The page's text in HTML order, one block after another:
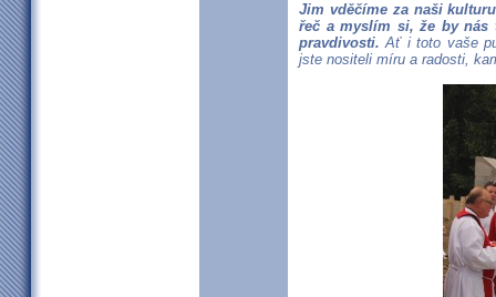
Jim vděčíme za naši
řeč a myslím si, že by nás
pravdivosti. Ať i toto vaše
jste nositeli míru a radosti,